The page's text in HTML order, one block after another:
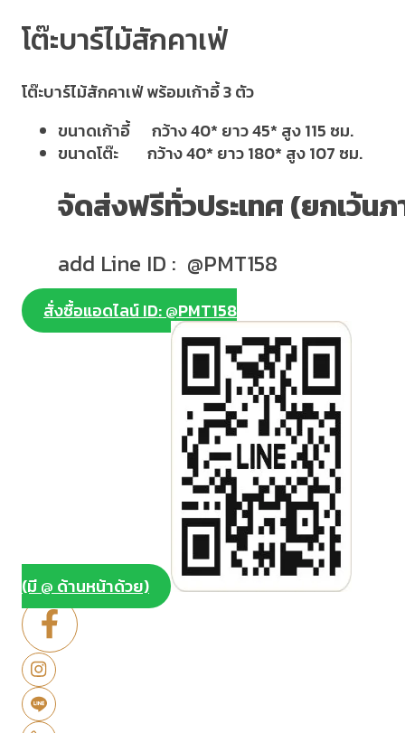
โต๊ะบาร์ไม้สักคาเฟ่
โต๊ะบาร์ไม้สักคาเฟ่ พร้อมเก้าอี้ 3 ตัว
ขนาดเก้าอี้ กว้าง 40* ยาว 45* สูง 115 ซม.
ขนาดโต๊ะ กว้าง 40* ยาว 180* สูง 107 ซม.
จัดส่งฟรีทั่วประเทศ (ยกเว้นภ
add Line ID : @PMT158
สั่งซื้อแอดไลน์ ID: @PMT158
(มี @ ด้านหน้าด้วย)